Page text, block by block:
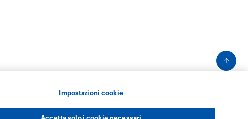
Impostazioni cookie